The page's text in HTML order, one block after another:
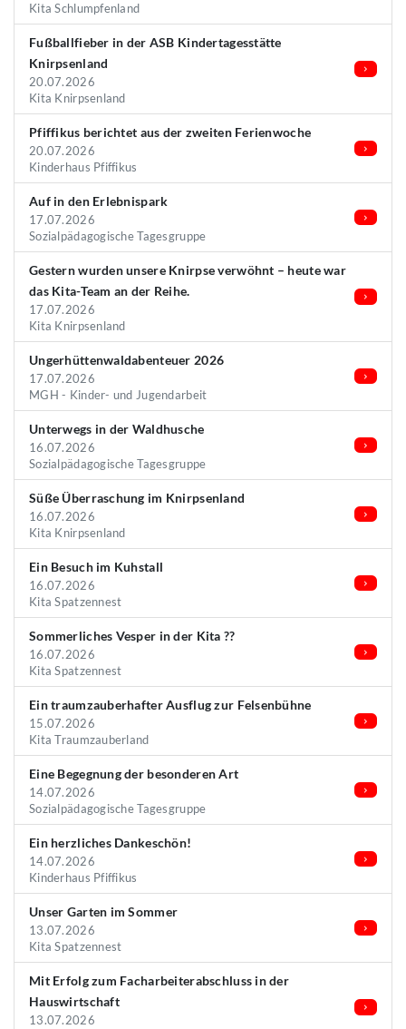
Kita Schlumpfenland
Fußballfieber in der ASB Kindertagesstätte
Knirpsenland
20.07.2026
Kita Knirpsenland
Pfiffikus berichtet aus der zweiten Ferienwoche
20.07.2026
Kinderhaus Pfiffikus
Auf in den Erlebnispark
17.07.2026
Sozialpädagogische Tagesgruppe
Gestern wurden unsere Knirpse verwöhnt – heute war
das Kita-Team an der Reihe.
17.07.2026
Kita Knirpsenland
Ungerhüttenwaldabenteuer 2026
17.07.2026
MGH - Kinder- und Jugendarbeit
Unterwegs in der Waldhusche
16.07.2026
Sozialpädagogische Tagesgruppe
Süße Überraschung im Knirpsenland
16.07.2026
Kita Knirpsenland
Ein Besuch im Kuhstall
16.07.2026
Kita Spatzennest
Sommerliches Vesper in der Kita ??
16.07.2026
Kita Spatzennest
Ein traumzauberhafter Ausflug zur Felsenbühne
15.07.2026
Kita Traumzauberland
Eine Begegnung der besonderen Art
14.07.2026
Sozialpädagogische Tagesgruppe
Ein herzliches Dankeschön!
14.07.2026
Kinderhaus Pfiffikus
Unser Garten im Sommer
13.07.2026
Kita Spatzennest
Mit Erfolg zum Facharbeiterabschluss in der
Hauswirtschaft
13.07.2026